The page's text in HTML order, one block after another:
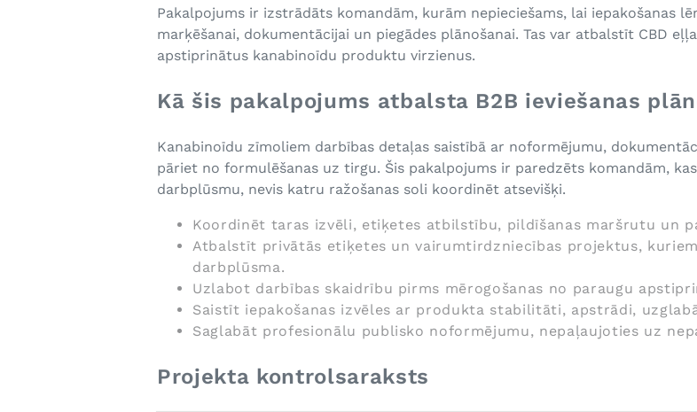
Pakalpojums ir izstrādāts komandām, kurām nepieciešams, lai iepakošanas
marķēšanai, dokumentācijai un piegādes plānošanai. Tas var atbalstīt CBD
apstiprinātus kanabinoīdu produktu virzienus.
Kā šis pakalpojums atbalsta B2B ieviešanas
Kanabinoīdu zīmoliem darbības detaļas saistībā ar noformējumu,
pāriet no formulēšanas uz tirgu. Šis pakalpojums ir paredzēts komandām,
darbplūsmu, nevis katru ražošanas soli koordinēt atsevišķi.
Koordinēt taras izvēli, etiķetes atbilstību, pildīšanas maršrutu un
Atbalstīt privātās etiķetes un vairumtirdzniecības projektus,
darbplūsma.
Uzlabot darbības skaidrību pirms mērogošanas no paraugu
Saistīt iepakošanas izvēles ar produkta stabilitāti, apstrādi,
Saglabāt profesionālu publisko noformējumu, nepaļaujoties uz
Projekta kontrolsaraksts